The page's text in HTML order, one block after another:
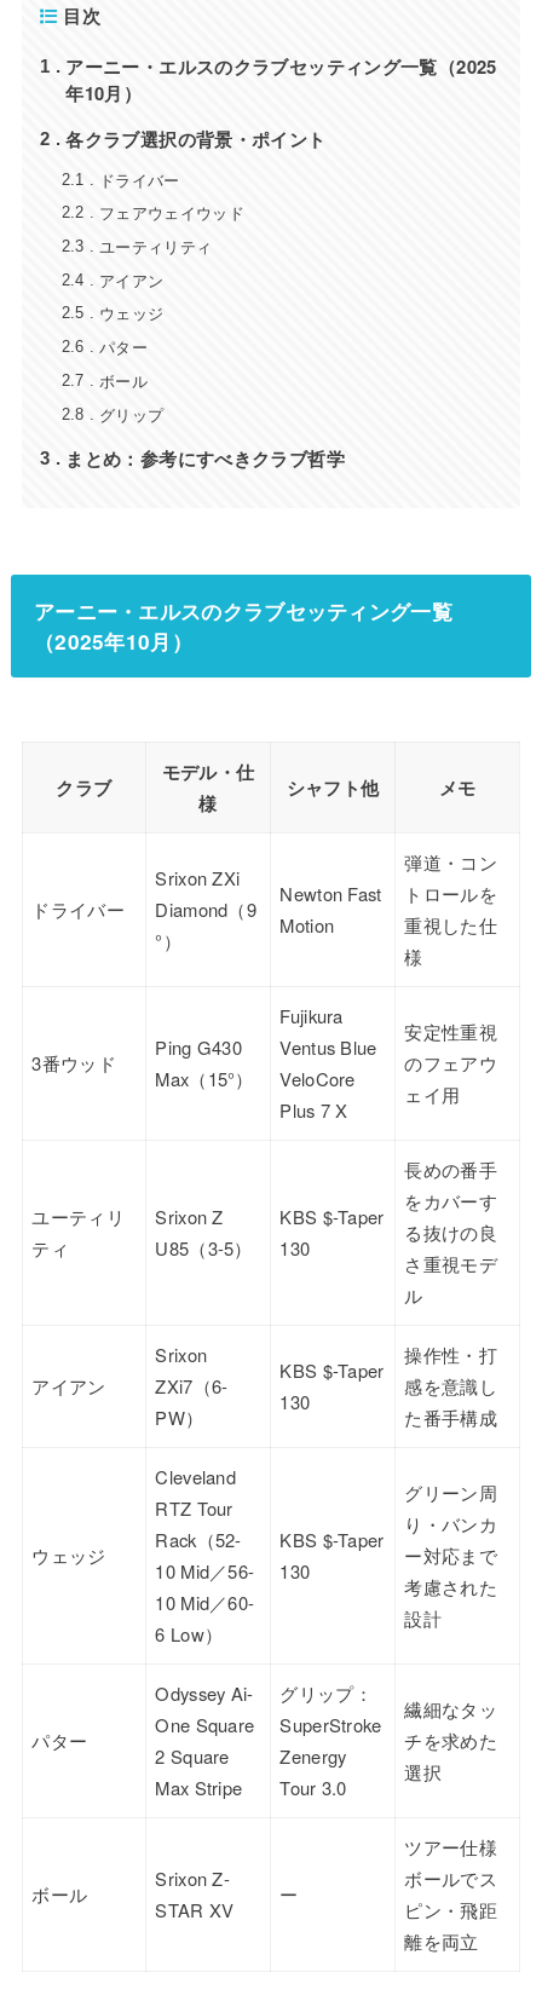
目次
1
アーニー・エルスのクラブセッティング一覧（2025
年10月）
2 各クラブ選択の背景・ポイント
2.1 ドライバー
2.2 フェアウェイウッド
2.3 ユーティリティ
2.4 アイアン
2.5 ウェッジ
2.6 パター
2.7 ボール
2.8 グリップ
3 まとめ：参考にすべきクラブ哲学
アーニー・エルスのクラブセッティング一覧
（2025年10月）
クラブ
モデル・仕
様
シャフト他 メモ
ドライバー
Srixon ZXi
Diamond（9
°）
Newton Fast
Motion
弾道・コン
トロールを
重視した仕
様
3番ウッド
Ping G430
Max（15°）
Fujikura
Ventus Blue
VeloCore
Plus 7 X
安定性重視
のフェアウ
ェイ用
ユーティリ
ティ
Srixon Z
U85（3-5）
KBS $-Taper
130
長めの番手
をカバーす
る抜けの良
さ重視モデ
ル
アイアン
Srixon
ZXi7（6-
PW）
KBS $-Taper
130
操作性・打
感を意識し
た番手構成
ウェッジ
Cleveland
RTZ Tour
Rack（52-
10 Mid／56-
10 Mid／60-
6 Low）
KBS $-Taper
130
グリーン周
り・バンカ
ー対応まで
考慮された
設計
パター
Odyssey Ai-
One Square
2 Square
Max Stripe
グリップ：
SuperStroke
Zenergy
Tour 3.0
繊細なタッ
チを求めた
選択
ボール
Srixon Z-
STAR XV
ー
ツアー仕様
ボールでス
ピン・飛距
離を両立